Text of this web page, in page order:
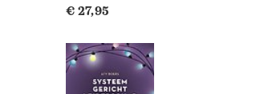
€ 27,95